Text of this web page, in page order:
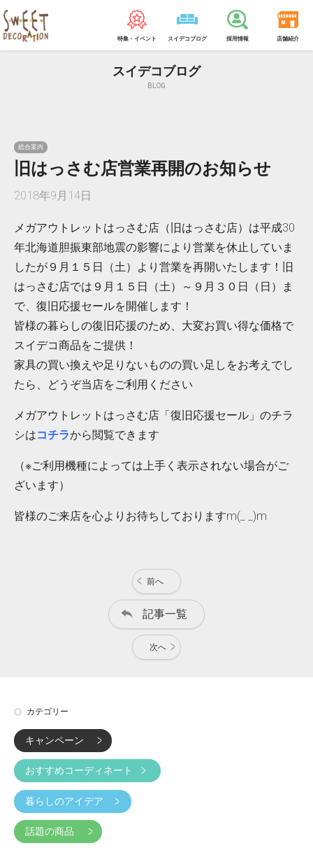
特集・イベント スイデコブログ 採用情報 店舗紹介
スイデコブログ
BLOG
総合案内
旧はっさむ店営業再開のお知らせ
2018年9月14日
メガアウトレットはっさむ店（旧はっさむ店）は平成30
年北海道胆振東部地震の影響により営業を休止していま
したが９月１５日（土）より営業を再開いたします！旧
はっさむ店では９月１５日（土）～９月３０日（日）ま
で、復旧応援セールを開催します！
皆様の暮らしの復旧応援のため、大変お買い得な価格で
スイデコ商品をご提供！
家具の買い換えや足りないものの買い足しをお考えでし
たら、どうぞ当店をご利用ください
メガアウトレットはっさむ店「復旧応援セール」のチラ
シはコチラから閲覧できます
（※ご利用機種によっては上手く表示されない場合がご
ざいます）
皆様のご来店を心よりお待ちしておりますm(_ _)m
前へ
記事一覧
次へ
カテゴリー
キャンペーン
おすすめコーディネート
暮らしのアイデア
話題の商品